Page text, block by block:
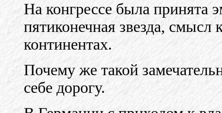
На конгрессе была принята
пятиконечная звезда, смысл
континентах.
Почему же такой
себе дорогу.